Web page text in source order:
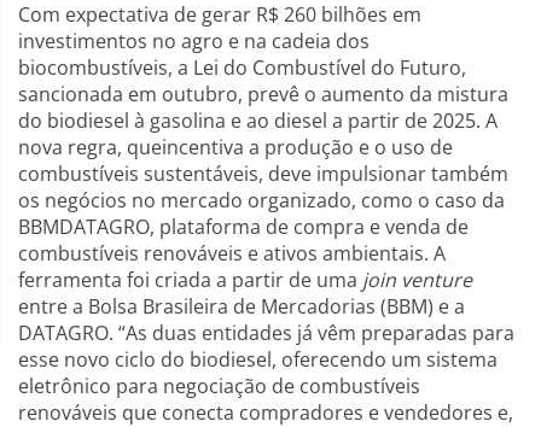
Com expectativa de gerar R$ 260 bilhões em
investimentos no agro e na cadeia dos
biocombustíveis, a Lei do Combustível do Futuro,
sancionada em outubro, prevê o aumento da mistura
do biodiesel à gasolina e ao diesel a partir de 2025. A
nova regra, queincentiva a produção e o uso de
combustíveis sustentáveis, deve impulsionar também
os negócios no mercado organizado, como o caso da
BBMDATAGRO, plataforma de compra e venda de
combustíveis renováveis e ativos ambientais. A
ferramenta foi criada a partir de uma join venture
entre a Bolsa Brasileira de Mercadorias (BBM) e a
DATAGRO. “As duas entidades já vêm preparadas para
esse novo ciclo do biodiesel, oferecendo um sistema
eletrônico para negociação de combustíveis
renováveis que conecta compradores e vendedores e,